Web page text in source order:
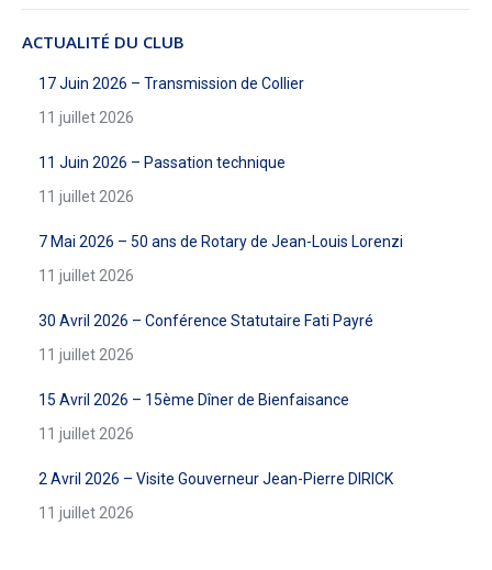
ACTUALITÉ DU CLUB
17 Juin 2026 – Transmission de Collier
11 juillet 2026
11 Juin 2026 – Passation technique
11 juillet 2026
7 Mai 2026 – 50 ans de Rotary de Jean-Louis Lorenzi
11 juillet 2026
30 Avril 2026 – Conférence Statutaire Fati Payré
11 juillet 2026
15 Avril 2026 – 15ème Dîner de Bienfaisance
11 juillet 2026
2 Avril 2026 – Visite Gouverneur Jean-Pierre DIRICK
11 juillet 2026